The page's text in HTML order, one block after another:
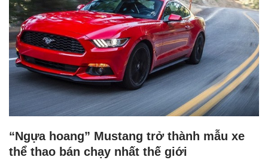
“Ngựa hoang” Mustang trở thành mẫu xe
thể thao bán chạy nhất thế giới